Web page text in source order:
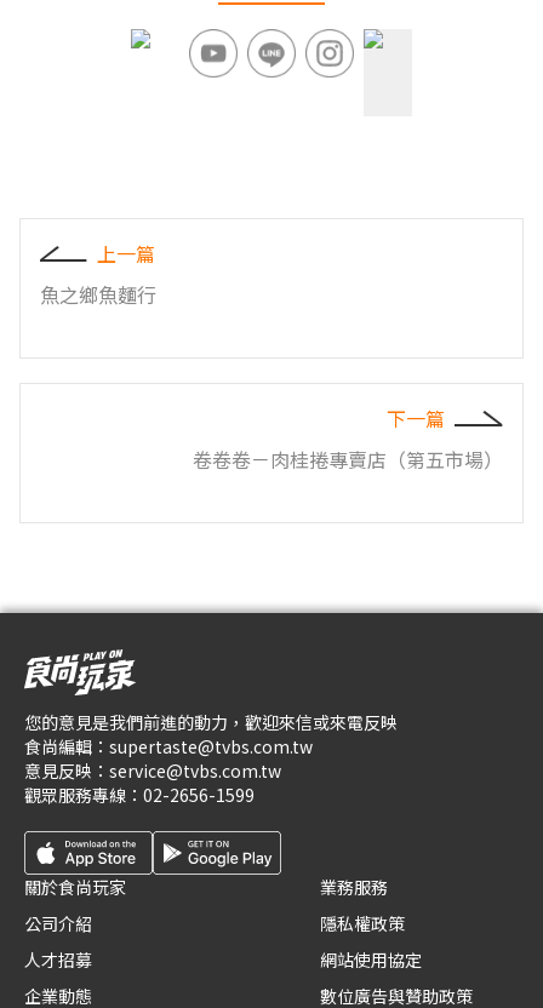
上一篇
魚之鄉魚麵行
下一篇
卷卷卷－肉桂捲專賣店（第五市場）
您的意見是我們前進的動力，歡迎來信或來電反映
食尚編輯： supertaste@tvbs.com.tw
意見反映： service@tvbs.com.tw
觀眾服務專線： 02-2656-1599
關於食尚玩家
公司介紹
人才招募
企業動態
業務服務
隱私權政策
網站使用協定
數位廣告與贊助政策